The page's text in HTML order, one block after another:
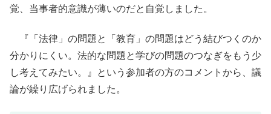
覚、当事者的意識が薄いのだと自覚しました。
『「法律」の問題と「教育」の問題はどう結びつくのか
分かりにくい。法的な問題と学びの問題のつなぎをもう少
し考えてみたい。』という参加者の方のコメントから、議
論が繰り広げられました。